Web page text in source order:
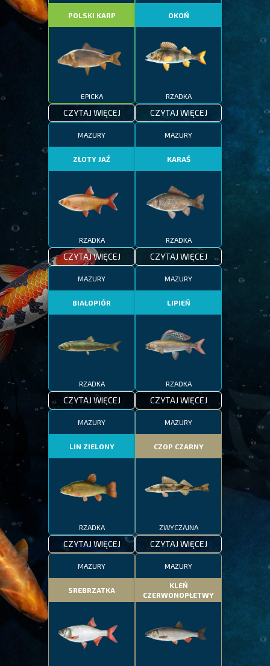
POLSKI KARP
EPICKA
CZYTAJ WIĘCEJ
OKOŃ
RZADKA
CZYTAJ WIĘCEJ
MAZURY
ZŁOTY JAŹ
RZADKA
CZYTAJ WIĘCEJ
MAZURY
KARAŚ
RZADKA
CZYTAJ WIĘCEJ
MAZURY
BIAŁOPIÓR
RZADKA
CZYTAJ WIĘCEJ
MAZURY
LIPIEŃ
RZADKA
CZYTAJ WIĘCEJ
MAZURY
LIN ZIELONY
RZADKA
CZYTAJ WIĘCEJ
MAZURY
CZOP CZARNY
ZWYCZAJNA
CZYTAJ WIĘCEJ
MAZURY
SREBRZATKA
MAZURY
KLEŃ
CZERWONOPŁETWY